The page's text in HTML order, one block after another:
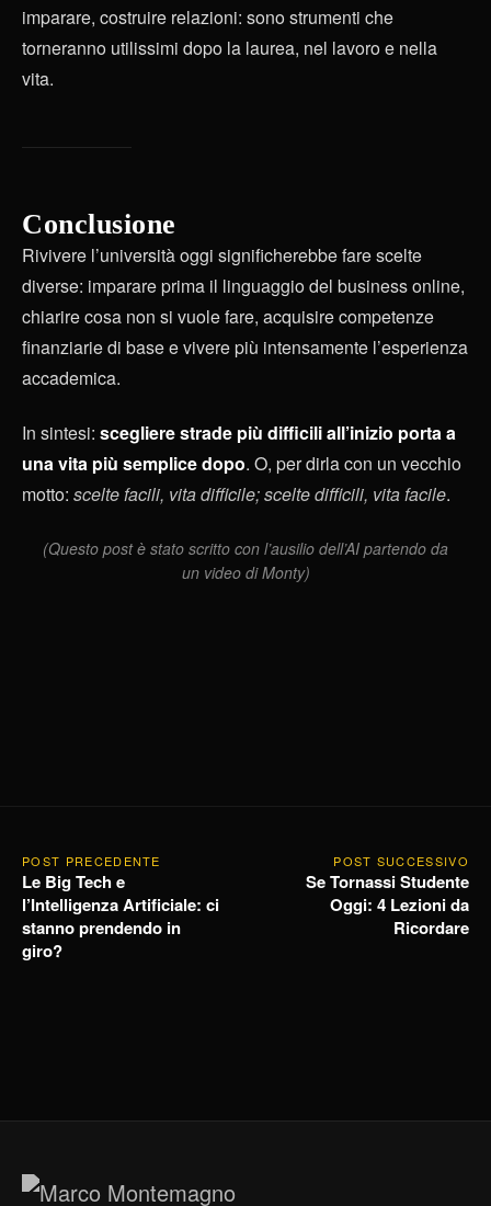
imparare, costruire relazioni: sono strumenti che
torneranno utilissimi dopo la laurea, nel lavoro e nella
vita.
Conclusione
Rivivere l’università oggi significherebbe fare scelte
diverse: imparare prima il linguaggio del business online,
chiarire cosa non si vuole fare, acquisire competenze
finanziarie di base e vivere più intensamente l’esperienza
accademica.
In sintesi: scegliere strade più difficili all’inizio porta a
una vita più semplice dopo. O, per dirla con un vecchio
motto: scelte facili, vita difficile; scelte difficili, vita facile.
(Questo post è stato scritto con l’ausilio dell’AI partendo da
un video di Monty)
POST PRECEDENTE
Le Big Tech e
l’Intelligenza Artificiale: ci
stanno prendendo in
giro?
POST SUCCESSIVO
Se Tornassi Studente
Oggi: 4 Lezioni da
Ricordare